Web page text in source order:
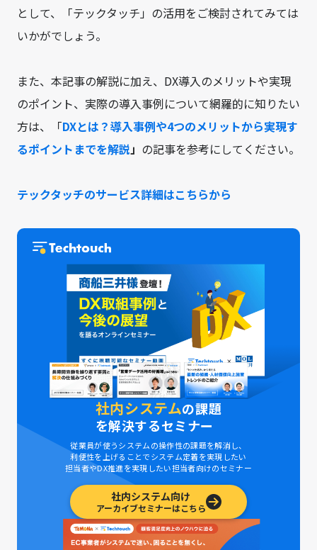
として、「テックタッチ」の活用をご検討されてみては
いかがでしょう。
また、本記事の解説に加え、DX導入のメリットや実現
のポイント、実際の導入事例について網羅的に知りたい
方は、「DXとは？導入事例や4つのメリットから実現す
るポイントまでを解説」 の記事を参考にしてください。
テックタッチのサービス詳細はこちらから
社内システムの課題
を解決するセミナー
従業員が使うシステムの操作性の課題を解消し、
利便性を上げることでシステム定着を実現したい
担当者やDX推進を実現したい担当者向けのセミナー
社内システム向け
アーカイブセミナーはこちら